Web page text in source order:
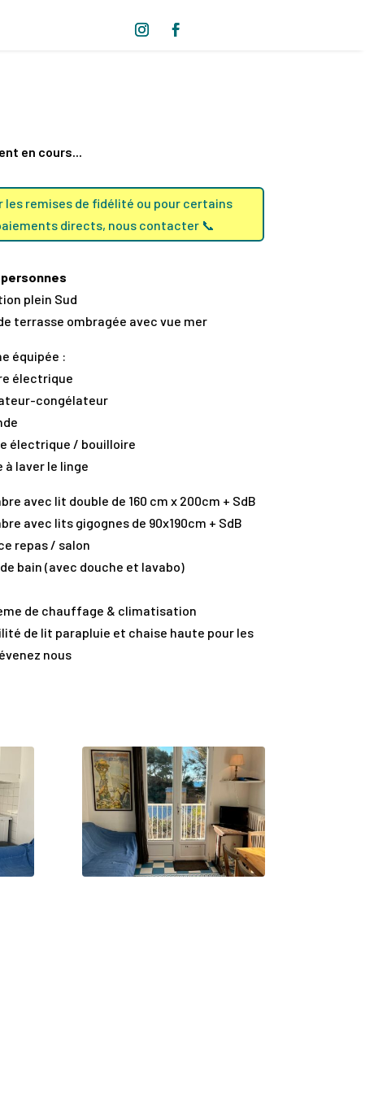
en cours...
les remises de fidélité ou pour certains
directs, nous contacter 📞
personnes
plein Sud
terrasse ombragée avec vue mer
équipée :
électrique
congélateur
électrique / bouilloire
à laver le linge
avec lit double de 160 cm x 200cm + SdB
avec lits gigognes de 90x190cm + SdB
repas / salon
bain (avec douche et lavabo)
de chauffage & climatisation
de lit parapluie et chaise haute pour les
nous